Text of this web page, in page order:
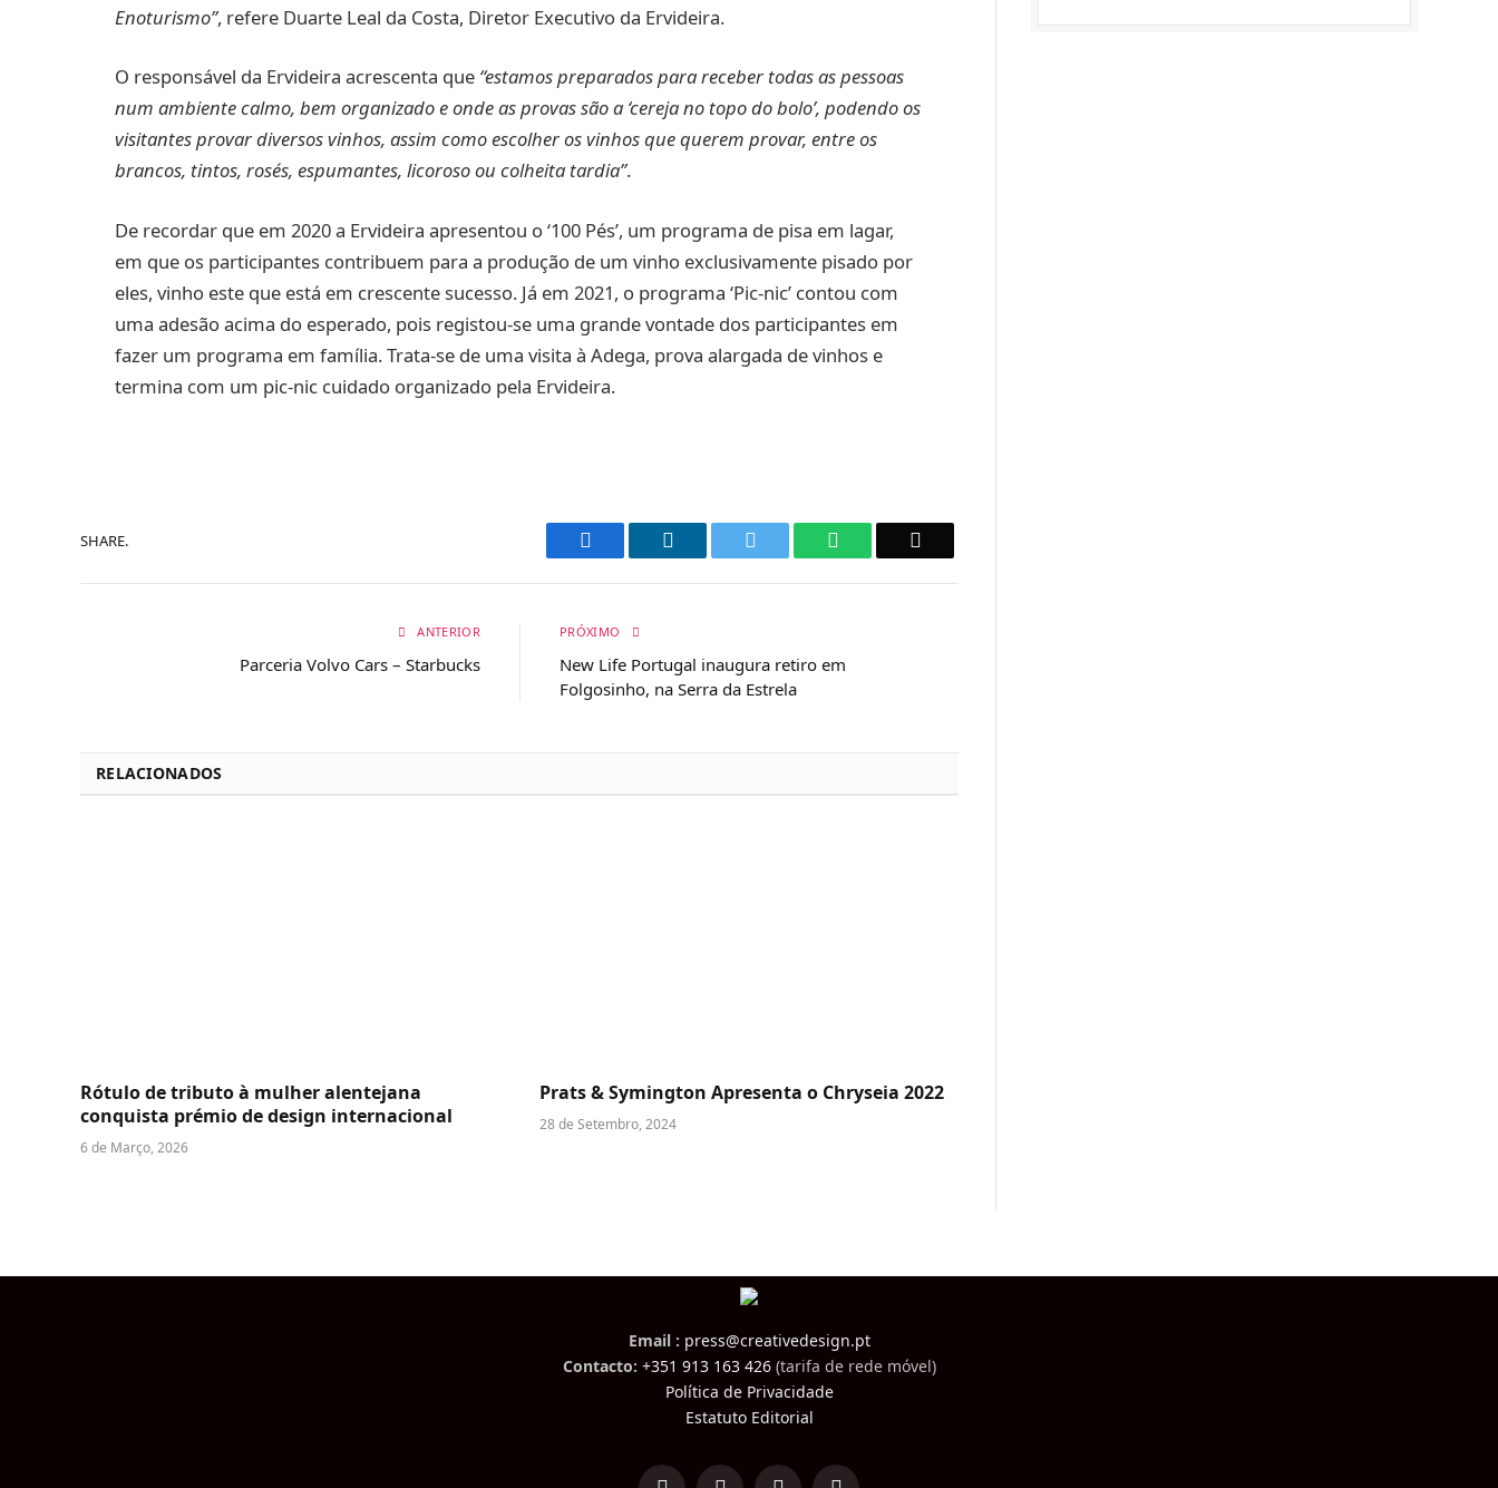
Enoturismo”, refere Duarte Leal da Costa, Diretor Executivo da Ervideira.
O responsável da Ervideira acrescenta que “estamos preparados para receber todas as pessoas
num ambiente calmo, bem organizado e onde as provas são a ‘cereja no topo do bolo’, podendo os
visitantes provar diversos vinhos, assim como escolher os vinhos que querem provar, entre os
brancos, tintos, rosés, espumantes, licoroso ou colheita tardia”.
De recordar que em 2020 a Ervideira apresentou o ‘100 Pés’, um programa de pisa em lagar,
em que os participantes contribuem para a produção de um vinho exclusivamente pisado por
eles, vinho este que está em crescente sucesso. Já em 2021, o programa ‘Pic-nic’ contou com
uma adesão acima do esperado, pois registou-se uma grande vontade dos participantes em
fazer um programa em família. Trata-se de uma visita à Adega, prova alargada de vinhos e
termina com um pic-nic cuidado organizado pela Ervideira.
SHARE. Facebook LinkedIn WhatsApp
ANTERIOR
Parceria Volvo Cars – Starbucks
PRÓXIMO
New Life Portugal inaugura retiro em
Folgosinho, na Serra da Estrela
RELACIONADOS
Rótulo de tributo à mulher alentejana
conquista prémio de design internacional
6 de Março, 2026
Prats & Symington Apresenta o Chryseia 2022
28 de Setembro, 2024
Email : press@creativedesign.pt
Contacto: +351 913 163 426(tarifa de rede móvel)
Política de Privacidade
Estatuto Editorial